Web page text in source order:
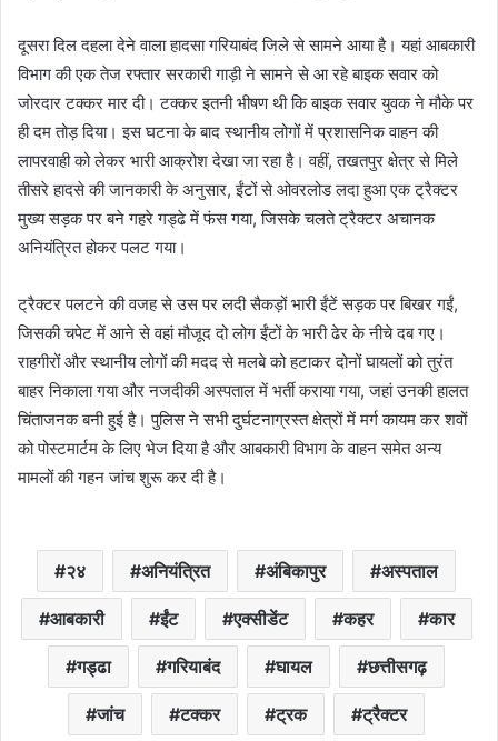
दूसरा दिल दहला देने वाला हादसा गरियाबंद जिले से सामने आया है। यहां आबकारी
विभाग की एक तेज रफ्तार सरकारी गाड़ी ने सामने से आ रहे बाइक सवार को
जोरदार टक्कर मार दी। टक्कर इतनी भीषण थी कि बाइक सवार युवक ने मौके पर
ही दम तोड़ दिया। इस घटना के बाद स्थानीय लोगों में प्रशासनिक वाहन की
लापरवाही को लेकर भारी आक्रोश देखा जा रहा है। वहीं, तखतपुर क्षेत्र से मिले
तीसरे हादसे की जानकारी के अनुसार, ईंटों से ओवरलोड लदा हुआ एक ट्रैक्टर
मुख्य सड़क पर बने गहरे गड्ढे में फंस गया, जिसके चलते ट्रैक्टर अचानक
अनियंत्रित होकर पलट गया।
ट्रैक्टर पलटने की वजह से उस पर लदी सैकड़ों भारी ईंटें सड़क पर बिखर गईं,
जिसकी चपेट में आने से वहां मौजूद दो लोग ईंटों के भारी ढेर के नीचे दब गए।
राहगीरों और स्थानीय लोगों की मदद से मलबे को हटाकर दोनों घायलों को तुरंत
बाहर निकाला गया और नजदीकी अस्पताल में भर्ती कराया गया, जहां उनकी हालत
चिंताजनक बनी हुई है। पुलिस ने सभी दुर्घटनाग्रस्त क्षेत्रों में मर्ग कायम कर शवों
को पोस्टमार्टम के लिए भेज दिया है और आबकारी विभाग के वाहन समेत अन्य
मामलों की गहन जांच शुरू कर दी है।
२४ अनियंत्रित अंबिकापुर अस्पताल
आबकारी ईंट एक्सीडेंट कहर कार
गड्ढा गरियाबंद घायल छत्तीसगढ़
जांच टक्कर ट्रक ट्रैक्टर